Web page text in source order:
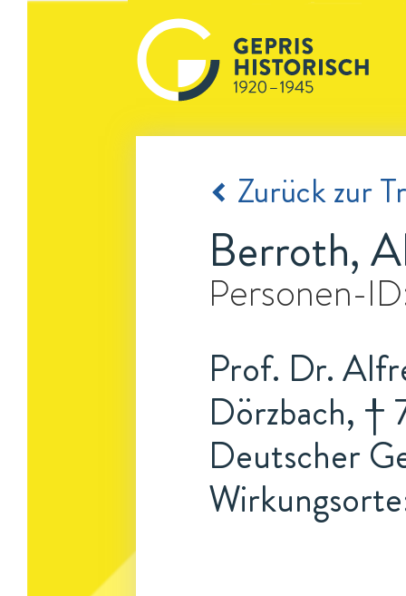
Zurück zur
Berroth,
Personen-
Prof. Dr.
Dörzbach, †
Deutscher